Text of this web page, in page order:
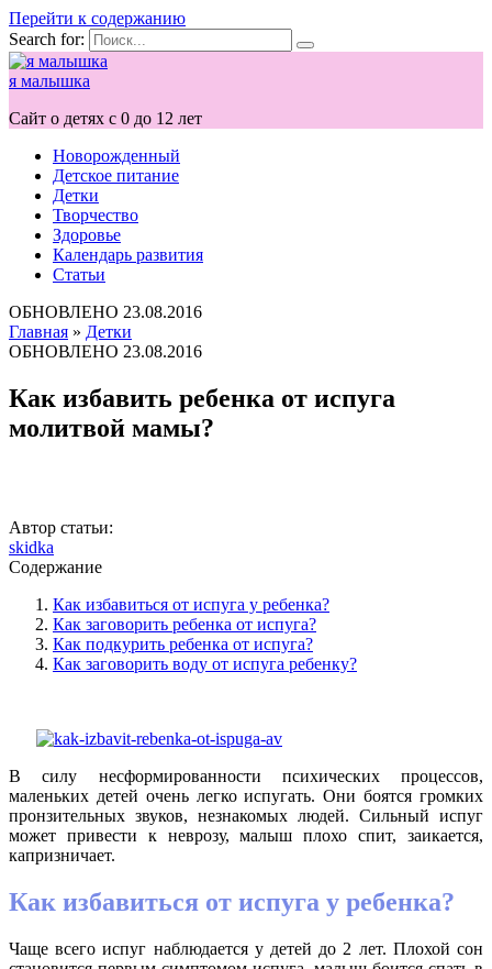
Перейти к содержанию
Search for:
я малышка
Сайт о детях с 0 до 12 лет
Новорожденный
Детское питание
Детки
Творчество
Здоровье
Календарь развития
Статьи
ОБНОВЛЕНО 23.08.2016
Главная » Детки
ОБНОВЛЕНО 23.08.2016
Как избавить ребенка от испуга
молитвой мамы?
Автор статьи:
skidka
Содержание
Как избавиться от испуга у ребенка?
Как заговорить ребенка от испуга?
Как подкурить ребенка от испуга?
Как заговорить воду от испуга ребенку?
В силу несформированности психических процессов,
маленьких детей очень легко испугать. Они боятся громких
пронзительных звуков, незнакомых людей. Сильный испуг
может привести к неврозу, малыш плохо спит, заикается,
капризничает.
Как избавиться от испуга у ребенка?
Чаще всего испуг наблюдается у детей до 2 лет. Плохой сон